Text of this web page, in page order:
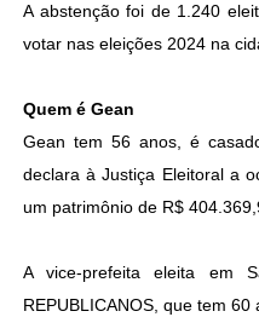
A abstenção foi de 1.240
votar nas eleições 2024 na
Quem é Gean
Gean tem 56 anos, é
declara à Justiça Eleitoral a
um patrimônio de R$
A vice-prefeita eleita em
REPUBLICANOS, que tem 60